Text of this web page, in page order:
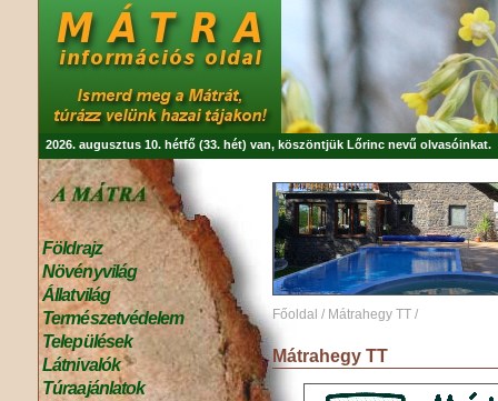
2026. augusztus 10. hétfő (33. hét) van, köszöntjük Lőrinc nevű olvasóinkat.
Földrajz
Növényvilág
Állatvilág
Természetvédelem
Települések
Látnivalók
Túraajánlatok
Főoldal / Mátrahegy TT /
Mátrahegy TT